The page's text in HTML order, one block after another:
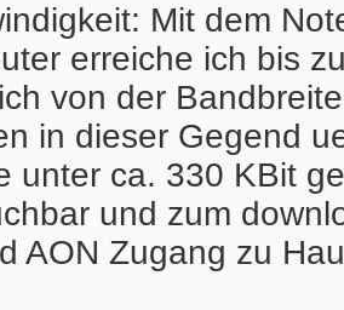
Mit dem
erreiche ich bis
von der
in dieser Gegend
unter ca. 330 KBit
und zum
AON Zugang zu